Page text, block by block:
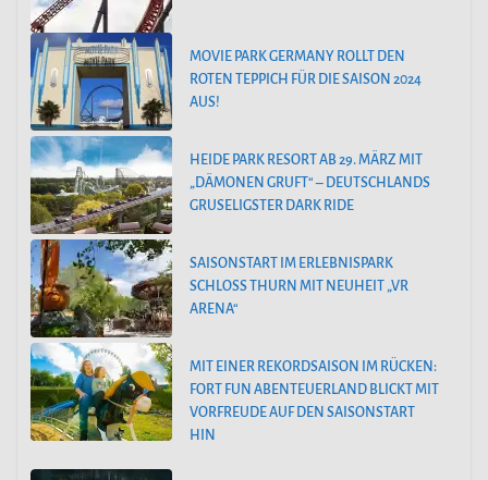
MOVIE PARK GERMANY ROLLT DEN
ROTEN TEPPICH FÜR DIE SAISON 2024
AUS!
HEIDE PARK RESORT AB 29. MÄRZ MIT
„DÄMONEN GRUFT“ – DEUTSCHLANDS
GRUSELIGSTER DARK RIDE
SAISONSTART IM ERLEBNISPARK
SCHLOSS THURN MIT NEUHEIT „VR
ARENA“
MIT EINER REKORDSAISON IM RÜCKEN:
FORT FUN ABENTEUERLAND BLICKT MIT
VORFREUDE AUF DEN SAISONSTART
HIN